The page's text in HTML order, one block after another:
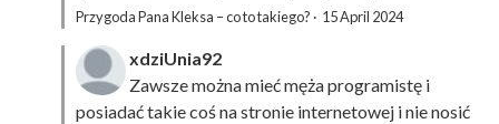
Przygoda Pana Kleksa – co to takiego? · 15 April 2024
xdziUnia92
Zawsze można mieć męża programistę i
posiadać takie coś na stronie internetowej i nie nosić